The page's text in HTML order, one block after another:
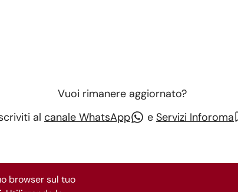
Vuoi rimanere aggiornato?
al canale WhatsApp e Servizi Inforoma
browser sul tuo